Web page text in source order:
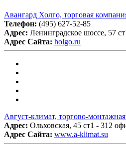
Авангард Холго, торговая
Телефон: (495) 627-52-85
Адрес: Ленинградское шоссе, 57
Адрес Сайта: holgo.ru
Август-климат, торгово-
Адрес: Ольховская, 45 ст1 - 312
Адрес Сайта: www.a-klimat.su